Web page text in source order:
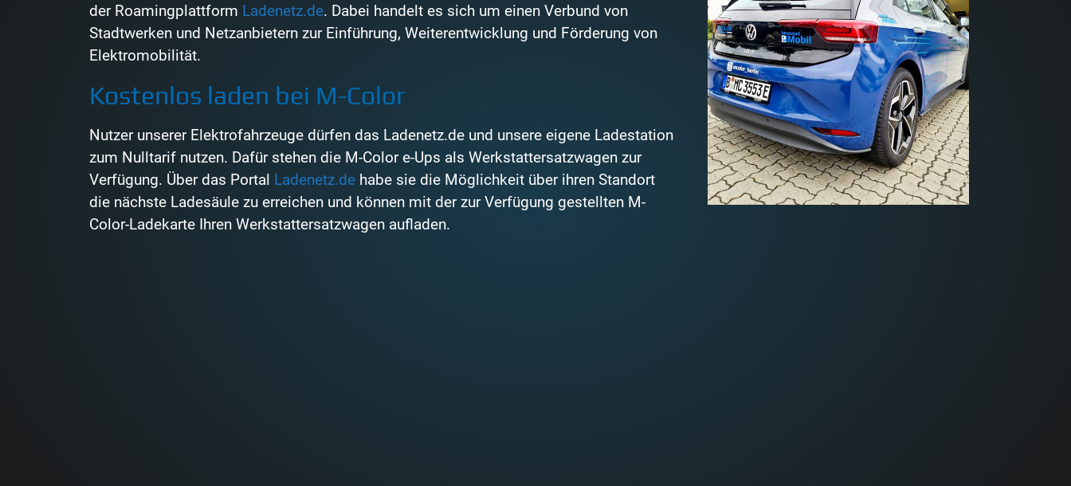
der Roamingplattform Ladenetz.de. Dabei handelt es sich um einen Verbund von
Stadtwerken und Netzanbietern zur Einführung, Weiterentwicklung und Förderung von
Elektromobilität.
Kostenlos laden bei M-Color
Nutzer unserer Elektrofahrzeuge dürfen das Ladenetz.de und unsere eigene Ladestation
zum Nulltarif nutzen. Dafür stehen die M-Color e-Ups als Werkstattersatzwagen zur
Verfügung. Über das Portal Ladenetz.de habe sie die Möglichkeit über ihren Standort
die nächste Ladesäule zu erreichen und können mit der zur Verfügung gestellten M-
Color-Ladekarte Ihren Werkstattersatzwagen aufladen.